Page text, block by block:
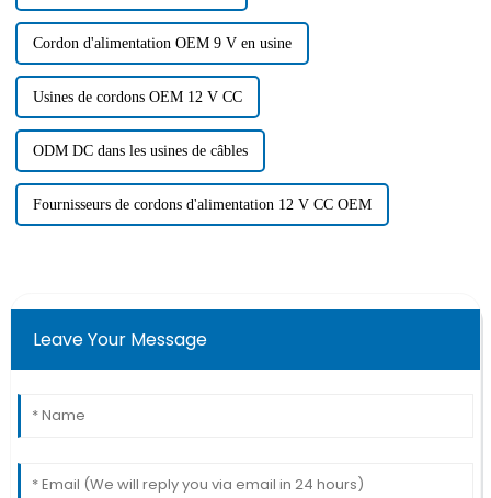
Cordon d'alimentation OEM 9 V en usine
Usines de cordons OEM 12 V CC
ODM DC dans les usines de câbles
Fournisseurs de cordons d'alimentation 12 V CC OEM
Leave Your Message